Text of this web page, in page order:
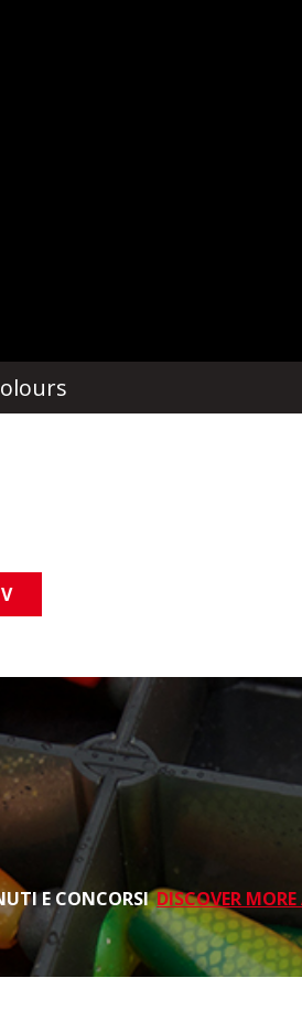
E CONCORSIDISCOVER